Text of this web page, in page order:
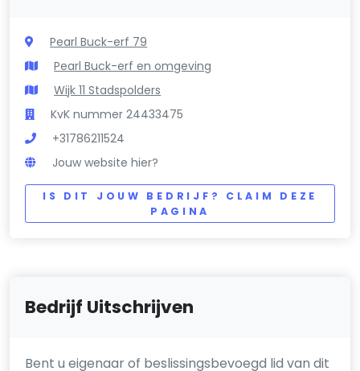
Pearl Buck-erf 79
Pearl Buck-erf en omgeving
Wijk 11 Stadspolders
KvK nummer 24433475
+31786211524
Jouw website hier?
IS DIT JOUW BEDRIJF? CLAIM DEZE
PAGINA
Bedrijf Uitschrijven
Bent u eigenaar of beslissingsbevoegd lid van dit